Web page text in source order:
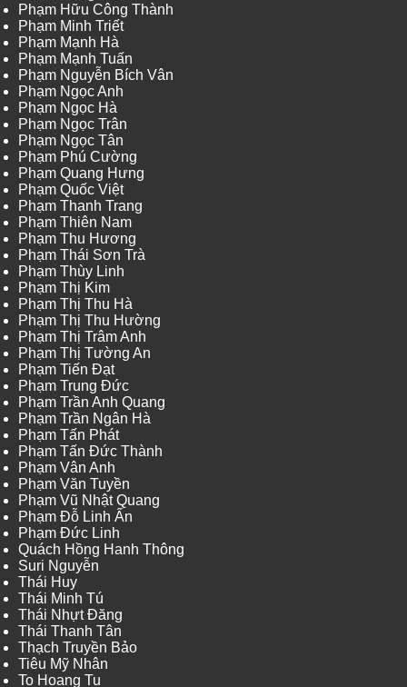
Phạm Hữu Công Thành
Phạm Minh Triết
Phạm Mạnh Hà
Phạm Mạnh Tuấn
Phạm Nguyễn Bích Vân
Phạm Ngọc Anh
Phạm Ngọc Hà
Phạm Ngọc Trân
Phạm Ngọc Tân
Phạm Phú Cường
Phạm Quang Hưng
Phạm Quốc Việt
Phạm Thanh Trang
Phạm Thiên Nam
Phạm Thu Hương
Phạm Thái Sơn Trà
Phạm Thùy Linh
Phạm Thị Kim
Phạm Thị Thu Hà
Phạm Thị Thu Hường
Phạm Thị Trâm Anh
Phạm Thị Tường An
Phạm Tiến Đạt
Phạm Trung Đức
Phạm Trần Anh Quang
Phạm Trần Ngân Hà
Phạm Tấn Phát
Phạm Tấn Đức Thành
Phạm Vân Anh
Phạm Văn Tuyền
Phạm Vũ Nhật Quang
Phạm Đỗ Linh Ấn
Phạm Đức Linh
Quách Hồng Hanh Thông
Suri Nguyễn
Thái Huy
Thái Minh Tú
Thái Nhựt Đăng
Thái Thanh Tân
Thạch Truyền Bảo
Tiêu Mỹ Nhân
To Hoang Tu